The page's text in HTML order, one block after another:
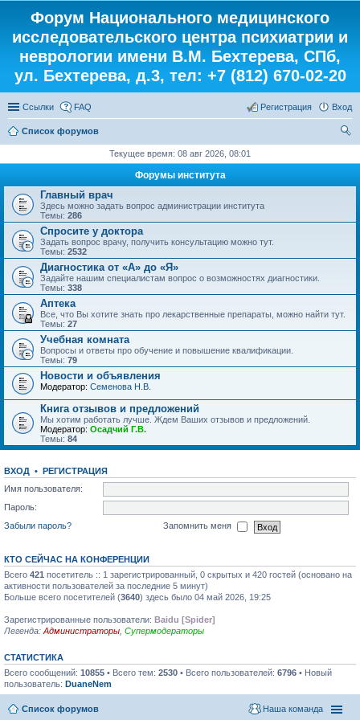
Форум Национального медицинского
исследовательского центра психиатрии и
неврологии имени В.М. Бехтерева, СПб,
ул. Бехтерева, д.3, тел: +7 (812) 670-02-20
Ссылки FAQ Вход
Регистрация
Список форумов
Текущее время: 08 авг 2026, 08:01
Форумы института
Главный врач
Здесь можно задать вопрос администрации института
Темы: 286
Спросите у доктора
Задать вопрос врачу, получить консультацию можно тут.
Темы: 2532
Диагностика от «А» до «Я»
Задайте нашим специалистам вопрос о возможностях диагностики.
Темы: 338
Аптека
Все, что Вы хотите знать про лекарственные препараты, можно найти тут.
Темы: 27
Учебная комната
Вопросы и ответы про обучение и повышение квалификации.
Темы: 79
Новости и объявления
Модератор: Семенова Н.В.
Книга отзывов и предложений
Мы хотим работать лучше. Ждем Ваших отзывов и предложений.
Модератор: Осадчий Г.В.
Темы: 84
ВХОД • РЕГИСТРАЦИЯ
Имя пользователя:
Пароль:
Забыли пароль?
Запомнить меня
КТО СЕЙЧАС НА КОНФЕРЕНЦИИ
Всего 421 посетитель :: 1 зарегистрированный, 0 скрытых и 420 гостей (основано на
активности пользователей за последние 5 минут)
Больше всего посетителей (3640) здесь было 04 май 2026, 19:25
Зарегистрированные пользователи: Baidu [Spider]
Легенда: Администраторы Супермодераторы
СТАТИСТИКА
Всего сообщений: 10855 • Всего тем: 2530 • Всего пользователей: 6796 • Новый
пользователь: DuaneNem
Список форумов Наша команда